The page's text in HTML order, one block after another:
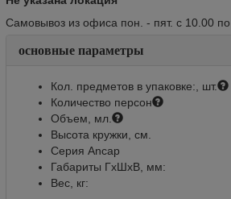
Сравнить Нравится
Самовывоз из офиса пон. - пят. с 10.00
основные параметры
Кол. предметов в упаковке:, шт.
Количество персон
Объем, мл.
Высота кружки, см.
Серия Ancap
Габариты ГхШхВ, мм:
Вес, кг: